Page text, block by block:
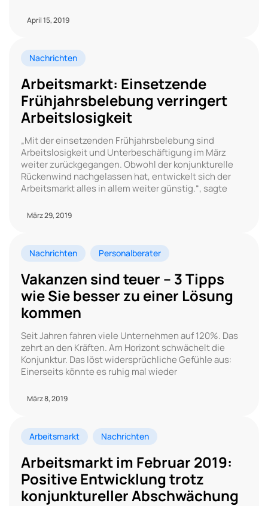
April 15, 2019
Nachrichten
Arbeitsmarkt: Einsetzende
Frühjahrsbelebung verringert
Arbeitslosigkeit
„Mit der einsetzenden Frühjahrsbelebung sind
Arbeitslosigkeit und Unterbeschäftigung im März
weiter zurückgegangen. Obwohl der konjunkturelle
Rückenwind nachgelassen hat, entwickelt sich der
Arbeitsmarkt alles in allem weiter günstig.“, sagte
März 29, 2019
Nachrichten Personalberater
Vakanzen sind teuer – 3 Tipps
wie Sie besser zu einer Lösung
kommen
Seit Jahren fahren viele Unternehmen auf 120%. Das
zehrt an den Kräften. Am Horizont schwächelt die
Konjunktur. Das löst widersprüchliche Gefühle aus:
Einerseits könnte es ruhig mal wieder
März 8, 2019
Arbeitsmarkt Nachrichten
Arbeitsmarkt im Februar 2019:
Positive Entwicklung trotz
konjunktureller Abschwächung